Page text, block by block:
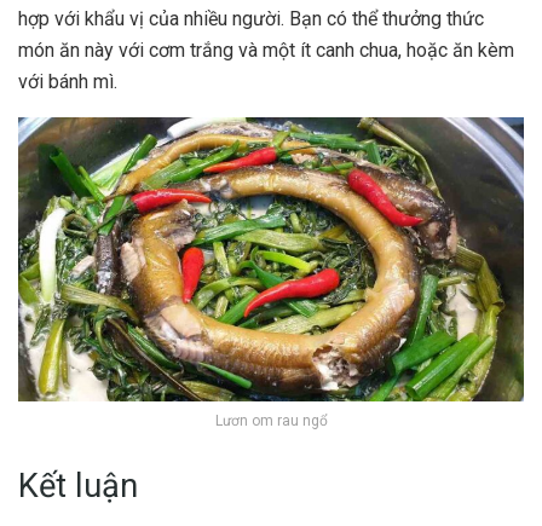
hợp với khẩu vị của nhiều người. Bạn có thể thưởng thức
món ăn này với cơm trắng và một ít canh chua, hoặc ăn kèm
với bánh mì.
Lươn om rau ngổ
Kết luận